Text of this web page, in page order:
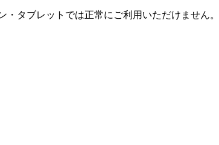
タブレットでは正常にご利用いただけません。